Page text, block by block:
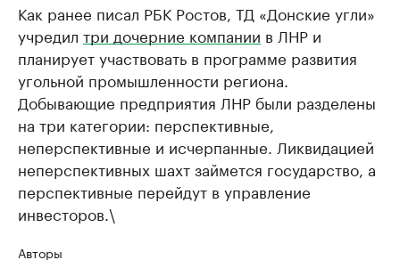
Как ранее писал РБК Ростов, ТД «Донские угли»
учредил три дочерние компании в ЛНР и
планирует участвовать в программе развития
угольной промышленности региона.
Добывающие предприятия ЛНР были разделены
на три категории: перспективные,
неперспективные и исчерпанные. Ликвидацией
неперспективных шахт займется государство, а
перспективные перейдут в управление
инвесторов.\
Авторы